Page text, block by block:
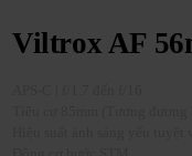
Viltrox AF